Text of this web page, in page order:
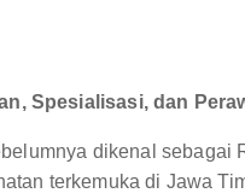
Spesialisasi, dan
dikenal sebagai
terkemuka di Jawa